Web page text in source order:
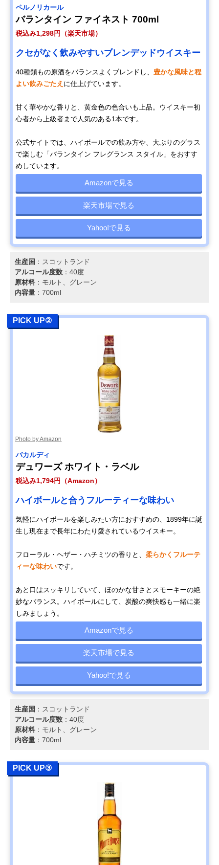
ペルノリカール
バランタイン ファイネスト 700ml
税込み1,298円（楽天市場）
クセがなく飲みやすいブレンデッドウイスキー
40種類もの原酒をバランスよくブレンドし、 豊かな風味と程
よい飲みごたえ に仕上げています。
甘く華やかな香りと、黄金色の色合いも上品。ウイスキー初
心者から上級者まで人気のある1本です。
公式サイトでは、ハイボールでの飲み方や、大ぶりのグラス
で楽しむ「バランタイン フレグランス スタイル」をおすす
めしています。
Amazonで見る
楽天市場で見る
Yahoo!で見る
生産国 ：スコットランド
アルコール度数 ：40度
原材料 ：モルト、グレーン
内容量 ：700ml
PICK UP②
Photo by Amazon
バカルディ
デュワーズ ホワイト・ラベル
税込み1,794円（Amazon）
ハイボールと合うフルーティーな味わい
気軽にハイボールを楽しみたい方におすすめの、1899年に誕
生し現在まで長年にわたり愛されているウイスキー。
フローラル・ヘザー・ハチミツの香りと、 柔らかくフルーテ
ィーな味わいです。
あと口はスッキリしていて、ほのかな甘さとスモーキーの絶
妙なバランス。ハイボールにして、炭酸の爽快感も一緒に楽
しみましょう。
Amazonで見る
楽天市場で見る
Yahoo!で見る
生産国 ：スコットランド
アルコール度数 ：40度
原材料 ：モルト、グレーン
内容量 ：700ml
PICK UP③